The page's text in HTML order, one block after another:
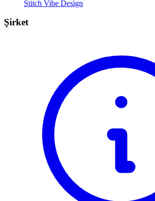
Stitch Vibe Design
Şirket